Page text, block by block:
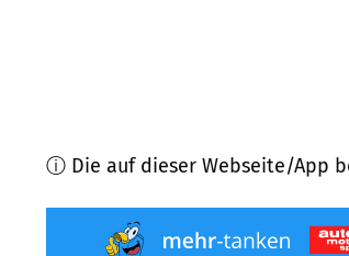
ⓘ Die auf dieser Webseite/App